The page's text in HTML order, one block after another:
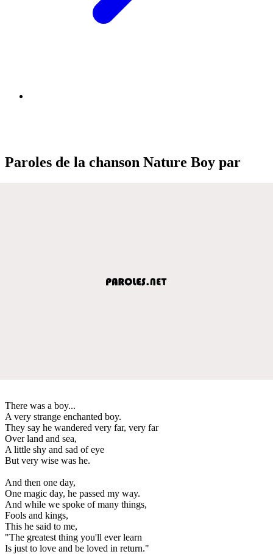
Paroles de la chanson Nature Boy par
There was a boy...
A very strange enchanted boy.
They say he wandered very far, very far
Over land and sea,
A little shy and sad of eye
But very wise was he.
And then one day,
One magic day, he passed my way.
And while we spoke of many things,
Fools and kings,
This he said to me,
"The greatest thing you'll ever learn
Is just to love and be loved in return."